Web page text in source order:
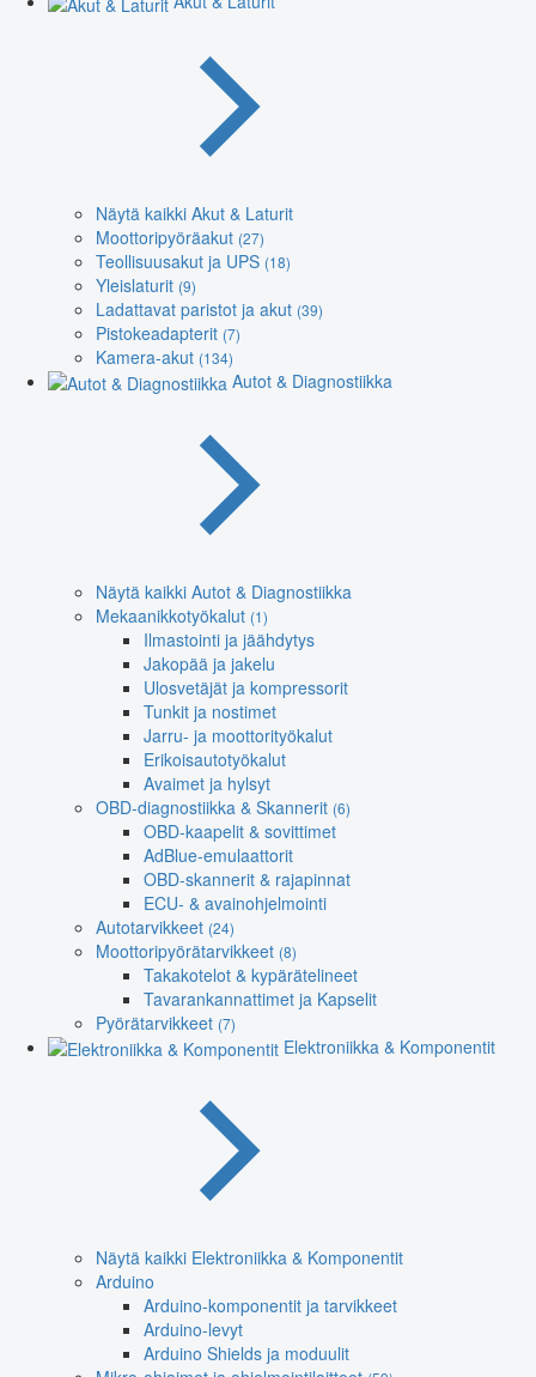
Näytä kaikki Akut & Laturit
Moottoripyöräakut (27)
Teollisuusakut ja UPS (18)
Yleislaturit (9)
Ladattavat paristot ja akut (39)
Pistokeadapterit (7)
Kamera-akut (134)
Autot & Diagnostiikka
Näytä kaikki Autot & Diagnostiikka
Mekaanikkotyökalut (1)
Ilmastointi ja jäähdytys
Jakopää ja jakelu
Ulosvetäjät ja kompressorit
Tunkit ja nostimet
Jarru- ja moottorityökalut
Erikoisautotyökalut
Avaimet ja hylsyt
OBD-diagnostiikka & Skannerit (6)
OBD-kaapelit & sovittimet
AdBlue-emulaattorit
OBD-skannerit & rajapinnat
ECU- & avainohjelmointi
Autotarvikkeet (24)
Moottoripyörätarvikkeet (8)
Takakotelot & kypärätelineet
Tavarankannattimet ja Kapselit
Pyörätarvikkeet (7)
Elektroniikka & Komponentit
Näytä kaikki Elektroniikka & Komponentit
Arduino
Arduino-komponentit ja tarvikkeet
Arduino-levyt
Arduino Shields ja moduulit